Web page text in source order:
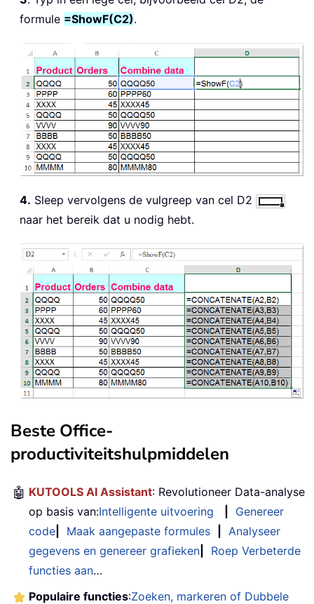
formule =ShowF(C2).
4. Sleep vervolgens de vulgreep van cel D2
naar het bereik dat u nodig hebt.
Beste Office-
productiviteitshulpmiddelen
🤖 KUTOOLS AI Assistant: Revolutioneer Data-analyse
op basis van:Intelligente uitvoering
Genereer
code
Maak aangepaste formules
Analyseer
gegevens en genereer grafieken
Roep Verbeterde
functies aan…
Populaire functies:Zoeken, markeren of Dubbele